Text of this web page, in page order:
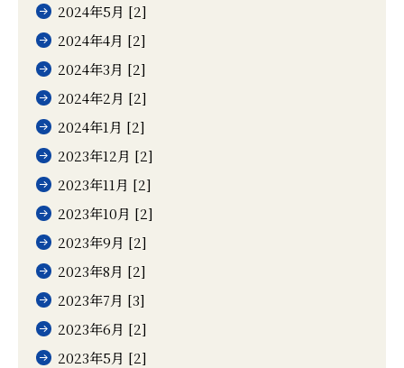
2024年5月 [2]
2024年4月 [2]
2024年3月 [2]
2024年2月 [2]
2024年1月 [2]
2023年12月 [2]
2023年11月 [2]
2023年10月 [2]
2023年9月 [2]
2023年8月 [2]
2023年7月 [3]
2023年6月 [2]
2023年5月 [2]